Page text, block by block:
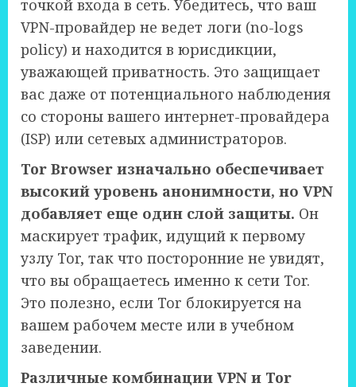
точкой входа в сеть. Убедитесь, что ваш
VPN-провайдер не ведет логи (no-logs
policy) и находится в юрисдикции,
уважающей приватность. Это защищает
вас даже от потенциального наблюдения
со стороны вашего интернет-провайдера
(ISP) или сетевых администраторов.
Tor Browser изначально обеспечивает
высокий уровень анонимности, но VPN
добавляет еще один слой защиты. Он
маскирует трафик, идущий к первому
узлу Tor, так что посторонние не увидят,
что вы обращаетесь именно к сети Tor.
Это полезно, если Tor блокируется на
вашем рабочем месте или в учебном
заведении.
Различные комбинации VPN и Tor